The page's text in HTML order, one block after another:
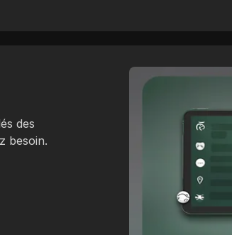
des
besoin.